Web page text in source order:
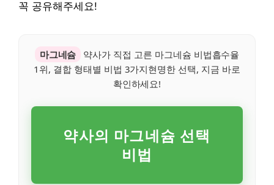
꼭 공유해주세요!
마그네슘
약사가 직접 고른 마그네슘 비법흡수율
1위, 결합 형태별 비법 3가지현명한 선택, 지금 바로
확인하세요!
약사의 마그네슘 선택
비법